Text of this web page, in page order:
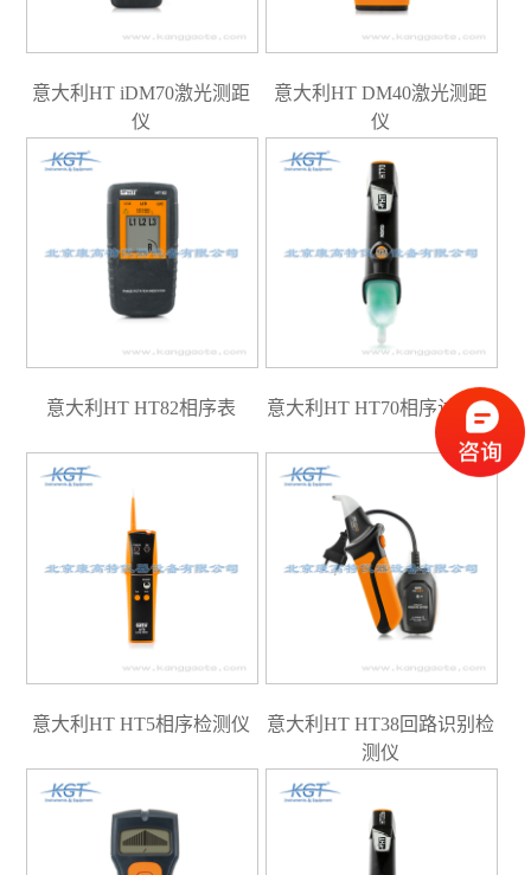
意大利HT iDM70激光测距
仪
意大利HT DM40激光测距
仪
意大利HT HT82相序表 意大利HT HT70相序试电笔
意大利HT HT5相序检测仪
意大利HT HT38回路识别检
测仪